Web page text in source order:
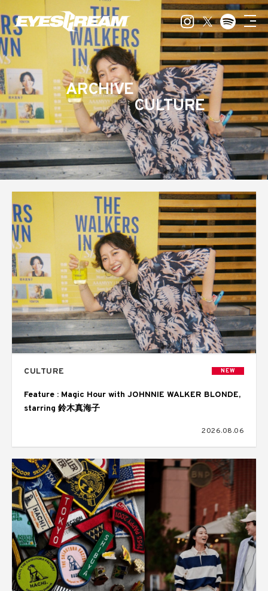
ARCHIVE
CULTURE
CULTURE NEW
Feature : Magic Hour with JOHNNIE WALKER BLONDE,
starring 鈴木真海子
2026.08.06